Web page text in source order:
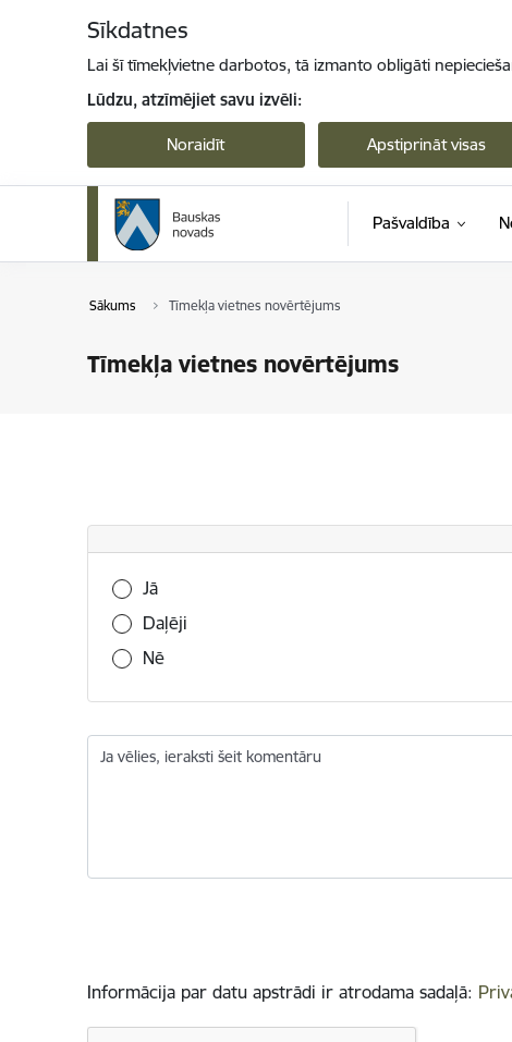
Sīkdatnes
Lai šī tīmekļvietne darbotos, tā izmanto obligāti
Lūdzu, atzīmējiet savu izvēli:
Noraidīt Apstiprināt visas
Pašvaldība
Sākums Tīmekļa vietnes novērtējums
Tīmekļa vietnes novērtējums
Vai šī informācija bija noderīga?
Jā
Daļēji
Nē
Ja vēlies, ieraksti šeit komentāru
Informācija par datu apstrādi ir atrodama sadaļā: